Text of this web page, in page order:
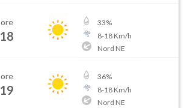
ore
18
33%
8-18Km/h
Nord NE
ore
19
36%
8-18Km/h
Nord NE